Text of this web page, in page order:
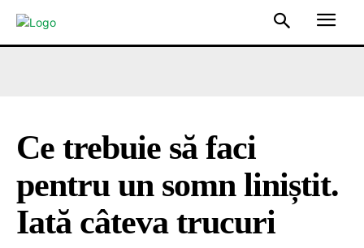
Ce trebuie să faci
pentru un somn liniștit.
Iată câteva trucuri